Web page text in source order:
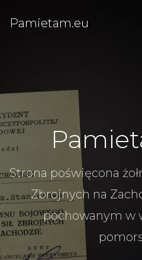
Pamietam.eu
Strona poświęcona
Zbrojnych na
pochowanym w